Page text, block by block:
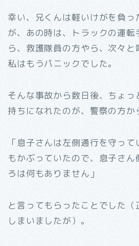
幸い、兄くんは軽いけがを負っ
が、あの時は、トラックの運転
ら、救護隊員の方やら、次々
私はもうパニックでした。
そんな事故から数日後、ちょ
持ちになれたのが、警察の方か
「息子さんは左側通行を守っ
もかぶっていたので、息子さん
ろは何もありません」
と言ってもらったことでした
しまいましたが）。